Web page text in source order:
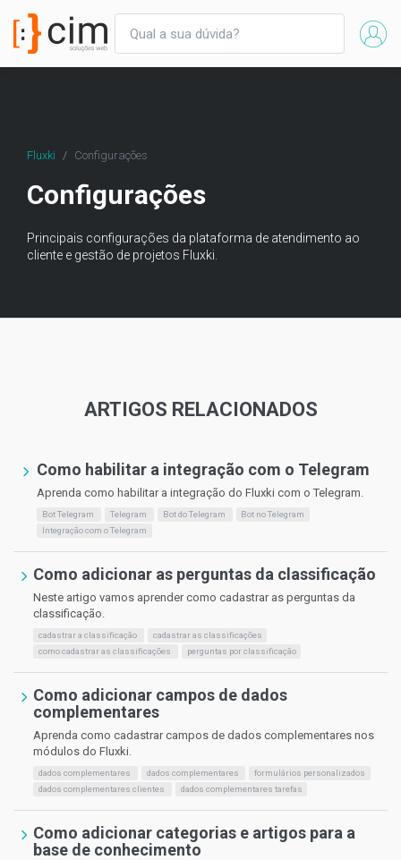
Fluxki Configurações
Configurações
Principais configurações da plataforma de atendimento ao
cliente e gestão de projetos Fluxki.
ARTIGOS RELACIONADOS
Como habilitar a integração com o Telegram
Aprenda como habilitar a integração do Fluxki com o Telegram.
Bot Telegram Telegram Bot do Telegram
Bot no Telegram
Integração com o Telegram
Como adicionar as perguntas da classificação
Neste artigo vamos aprender como cadastrar as perguntas da
classificação.
cadastrar a classificação
cadastrar as classificações
como cadastrar as classificações
perguntas por classificação
Como adicionar campos de dados
complementares
Aprenda como cadastrar campos de dados complementares nos
módulos do Fluxki.
dados complementares dados complementares
formulários personalizados
dados complementares clientes
dados complementares tarefas
Como adicionar categorias e artigos para a
base de conhecimento